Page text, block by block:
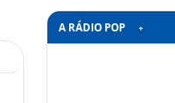
A RÁDIO POP